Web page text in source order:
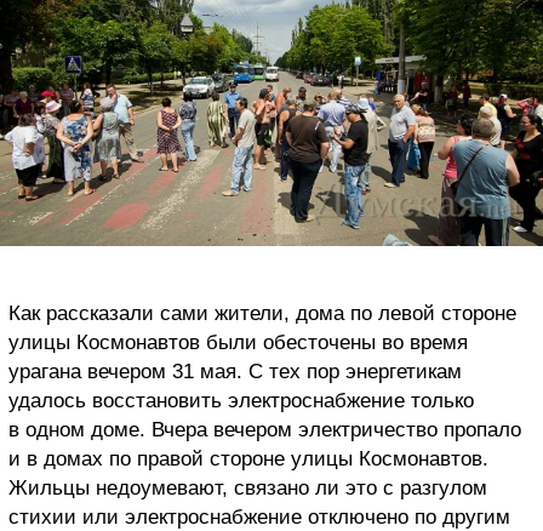
Как рассказали сами жители, дома по левой стороне
улицы Космонавтов были обесточены во время
урагана вечером 31 мая. С тех пор энергетикам
удалось восстановить электроснабжение только
в одном доме. Вчера вечером электричество пропало
и в домах по правой стороне улицы Космонавтов.
Жильцы недоумевают, связано ли это с разгулом
стихии или электроснабжение отключено по другим